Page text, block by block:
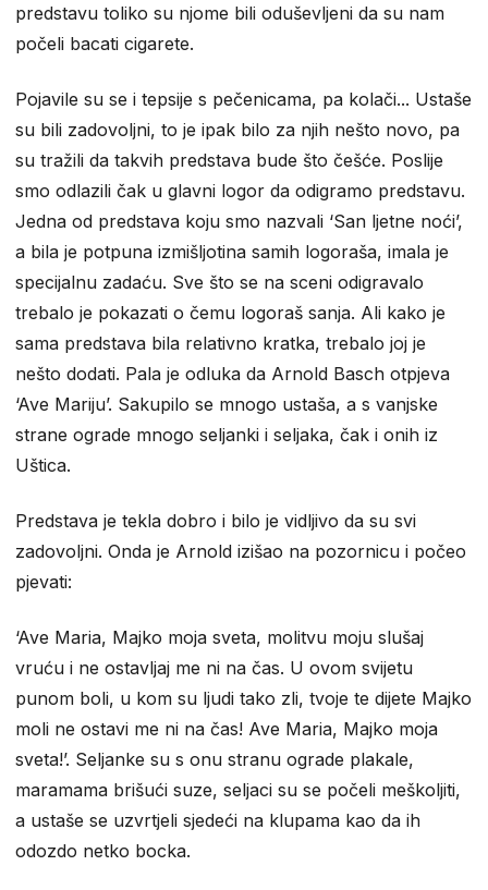
predstavu toliko su njome bili oduševljeni da su nam
počeli bacati cigarete.
Pojavile su se i tepsije s pečenicama, pa kolači... Ustaše
su bili zadovoljni, to je ipak bilo za njih nešto novo, pa
su tražili da takvih predstava bude što češće. Poslije
smo odlazili čak u glavni logor da odigramo predstavu.
Jedna od predstava koju smo nazvali ‘San ljetne noći’,
a bila je potpuna izmišljotina samih logoraša, imala je
specijalnu zadaću. Sve što se na sceni odigravalo
trebalo je pokazati o čemu logoraš sanja. Ali kako je
sama predstava bila relativno kratka, trebalo joj je
nešto dodati. Pala je odluka da Arnold Basch otpjeva
‘Ave Mariju’. Sakupilo se mnogo ustaša, a s vanjske
strane ograde mnogo seljanki i seljaka, čak i onih iz
Uštica.
Predstava je tekla dobro i bilo je vidljivo da su svi
zadovoljni. Onda je Arnold izišao na pozornicu i počeo
pjevati:
‘Ave Maria, Majko moja sveta, molitvu moju slušaj
vruću i ne ostavljaj me ni na čas. U ovom svijetu
punom boli, u kom su ljudi tako zli, tvoje te dijete Majko
moli ne ostavi me ni na čas! Ave Maria, Majko moja
sveta!’. Seljanke su s onu stranu ograde plakale,
maramama brišući suze, seljaci su se počeli meškoljiti,
a ustaše se uzvrtjeli sjedeći na klupama kao da ih
odozdo netko bocka.